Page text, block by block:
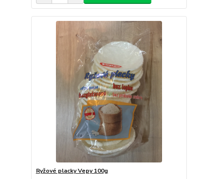
Ryžové placky Vepy 100g